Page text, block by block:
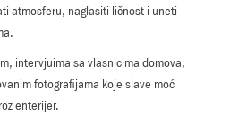
atmosferu, naglasiti ličnost i uneti
intervjuima sa vlasnicima domova,
fotografijama koje slave moć
enterijer.